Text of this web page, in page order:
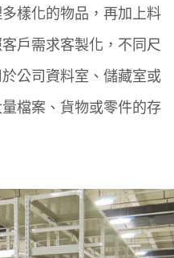
樣化的物品，再加上料
戶需求客製化，不同尺
公司資料室、儲藏室或
檔案、貨物或零件的存